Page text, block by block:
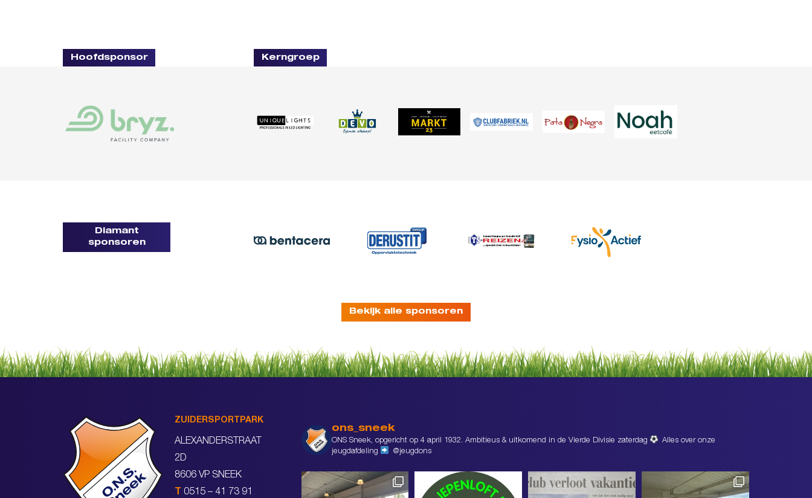
Hoofdsponsor Kerngroep
Diamant
sponsoren
Bekijk alle sponsoren
ZUIDERSPORTPARK
ALEXANDERSTRAAT
2D
8606 VP SNEEK
T 0515 – 41 73 91
ons_sneek
ONS Sneek, opgericht op 4 april 1932. Ambitieus & uitkomend in de Vierde Divisie zaterdag
Alles over onze
jeugdafdeling
@jeugdons